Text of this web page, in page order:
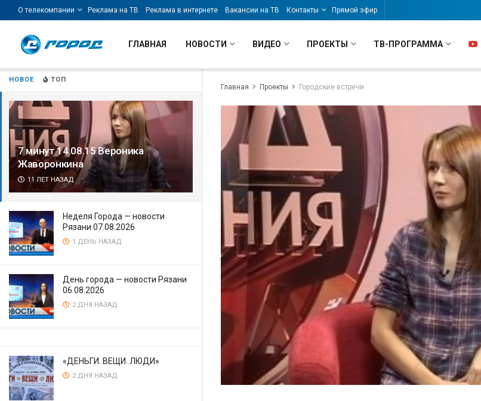
НОВОЕ ТОП
7 минут 14.08.15 Вероника
Жаворонкина
11 ЛЕТ НАЗАД
Неделя Города — новости
Рязани 07.08.2026
1 ДЕНЬ НАЗАД
День города — новости Рязани
06.08.2026
2 ДНЯ НАЗАД
«ДЕНЬГИ. ВЕЩИ. ЛЮДИ»
2 ДНЯ НАЗАД
О телекомпании Реклама на ТВ Реклама в интернете Вакансии на ТВ Контакты Прямой эфир
ГЛАВНАЯ НОВОСТИ ВИДЕО ПРОЕКТЫ ТВ-ПРОГРАММА
Главная Проекты Городские встречи